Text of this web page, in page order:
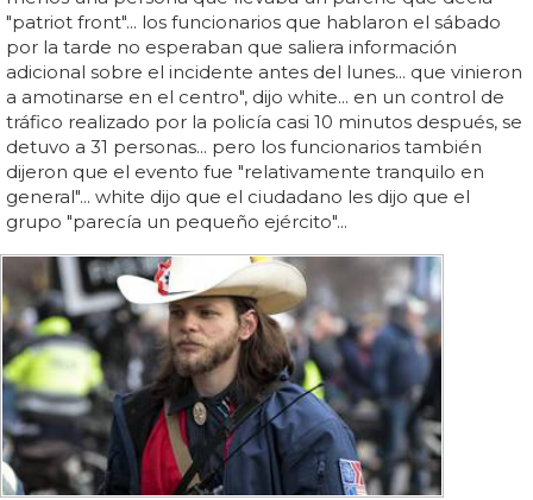
"patriot front"... los funcionarios que hablaron el sábado
por la tarde no esperaban que saliera información
adicional sobre el incidente antes del lunes... que vinieron
a amotinarse en el centro", dijo white... en un control de
tráfico realizado por la policía casi 10 minutos después, se
detuvo a 31 personas... pero los funcionarios también
dijeron que el evento fue "relativamente tranquilo en
general"... white dijo que el ciudadano les dijo que el
grupo "parecía un pequeño ejército"...